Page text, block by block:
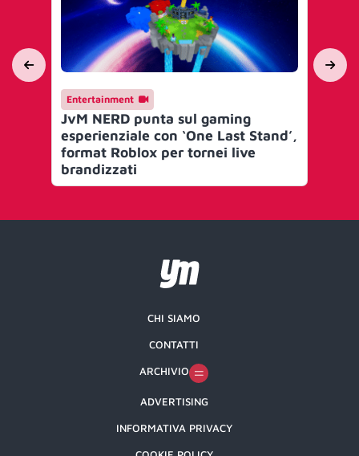
Entertainment
JvM NERD punta sul gaming
esperienziale con ‘One Last Stand’,
format Roblox per tornei live
brandizzati
CHI SIAMO
CONTATTI
ARCHIVIO
ADVERTISING
INFORMATIVA PRIVACY